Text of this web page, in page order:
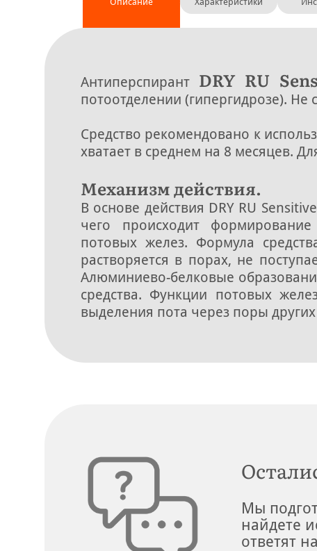
Антиперспирант DRY RU
потоотделении (гипергидрозе). Не
Средство рекомендовано к
хватает в среднем на 8 месяцев.
Механизм действия.
В основе действия DRY RU
чего происходит
потовых желез. Формула
растворяется в порах, не
Алюминиево-белковые
средства. Функции потовых
выделения пота через поры других
Мы
найдете
ответят